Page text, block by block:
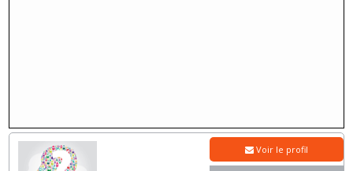
Voir le profil